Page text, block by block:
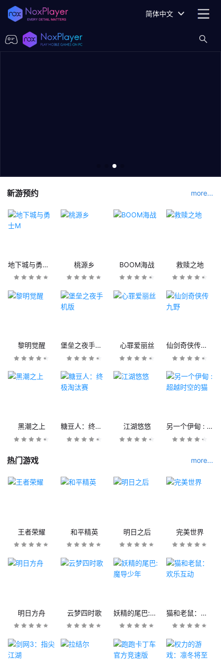
简体中文
新游预约 more...
地下城与勇士M 桃源乡 BOOM海战 救赎之地
黎明觉醒 堡垒之夜手机版 心罪爱丽丝 仙剑奇侠传九野
黑潮之上 糖豆人：终极淘汰赛 江湖悠悠 另一个伊甸 : 超越时空的猫
热门游戏 more...
王者荣耀 和平精英 明日之后 完美世界
明日方舟 云梦四时歌 妖精的尾巴:魔导少年 猫和老鼠：欢乐互动